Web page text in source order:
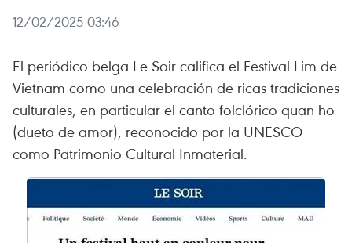
12/02/2025 03:46
El periódico belga Le Soir califica el Festival Lim de
Vietnam como una celebración de ricas tradiciones
culturales, en particular el canto folclórico quan ho
(dueto de amor), reconocido por la UNESCO
como Patrimonio Cultural Inmaterial.